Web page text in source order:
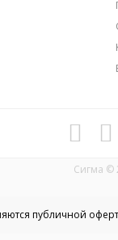
Сигма ©
публичной